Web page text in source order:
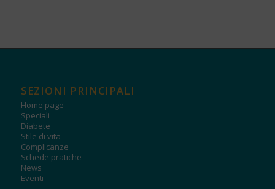
SEZIONI PRINCIPALI
Home page
Speciali
Diabete
Stile di vita
Complicanze
Schede pratiche
News
Eventi